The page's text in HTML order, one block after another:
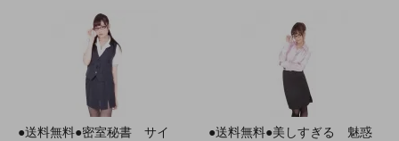
●送料無料●密室秘書 サイ
●送料無料●美しすぎる 魅惑